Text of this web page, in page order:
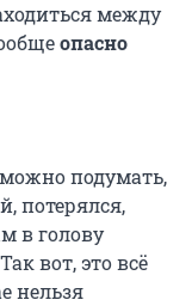
между
опасно
подумать,
потерялся,
в голову
вот, это всё
нельзя